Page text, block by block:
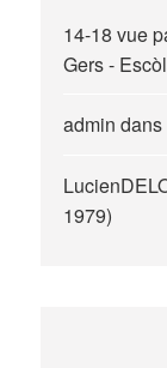
14-18 vue
Gers -
admin dans
1979)